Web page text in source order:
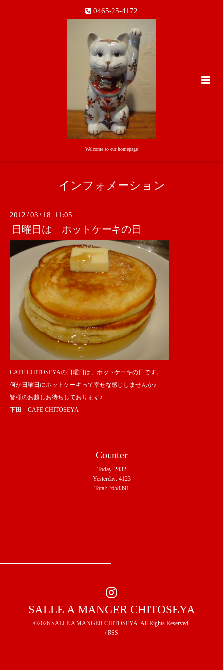
0465-25-4172
Welcome to our homepage
インフォメーション
2012 /03 / 18 11:05
日曜日は ホットケーキの日
CAFE CHITOSEYAの日曜日は、ホットケーキの日です。
何か日曜日にホットケーキって幸せな感じしませんか♪
皆様のお越しお待ちしております♪
下田 CAFE CHITOSEYA
Counter
Today: 2432
Yesterday: 4123
Total: 3658391
SALLE A MANGER CHITOSEYA
©2026 SALLE A MANGER CHITOSEYA. All Rights Reserved.
/RSS